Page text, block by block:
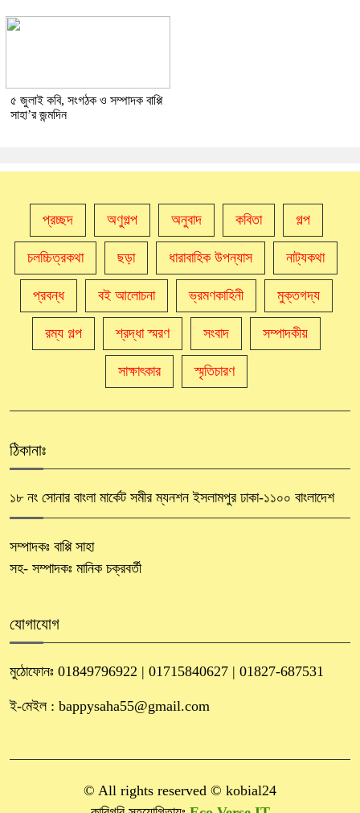
৫ জুলাই কবি, সংগঠক ও সম্পাদক বাপ্পি
সাহা’র জন্মদিন
প্রচ্ছদ অণুগল্প অনুবাদ কবিতা গল্প
চলচ্চিত্রকথা ছড়া ধারাবাহিক উপন্যাস নাট্যকথা
প্রবন্ধ বই আলোচনা ভ্রমণকাহিনী মুক্তগদ্য
রম্য গল্প শ্রদ্ধা স্মরণ সংবাদ সম্পাদকীয়
সাক্ষাৎকার স্মৃতিচারণ
ঠিকানাঃ
১৮ নং সোনার বাংলা মার্কেট সমীর ম্যনশন ইসলামপুর ঢাকা-১১০০ বাংলাদেশ
সম্পাদকঃ বাপ্পি সাহা
সহ- সম্পাদকঃ মানিক চক্রবর্তী
যোগাযোগ
মুঠোফোনঃ 01849796922 | 01715840627 | 01827-687531
ই-মেইল : bappysaha55@gmail.com
© All rights reserved © kobial24